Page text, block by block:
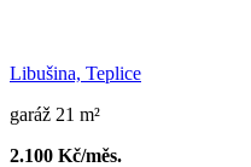
Libušina, Teplice
garáž 21 m²
2.100 Kč/měs.